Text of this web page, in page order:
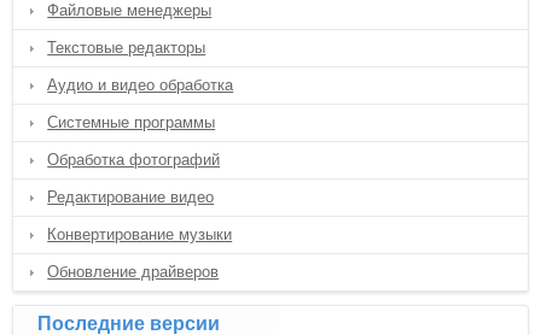
Файловые менеджеры
Текстовые редакторы
Аудио и видео обработка
Системные программы
Обработка фотографий
Редактирование видео
Конвертирование музыки
Обновление драйверов
Последние версии